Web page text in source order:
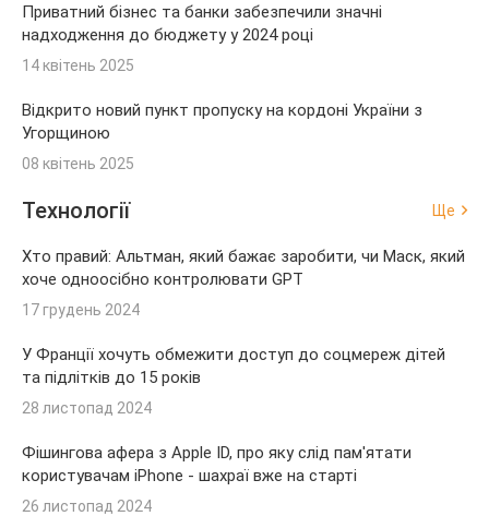
Приватний бізнес та банки забезпечили значні
надходження до бюджету у 2024 році
14 квітень 2025
Відкрито новий пункт пропуску на кордоні України з
Угорщиною
08 квітень 2025
Технології Ще
Хто правий: Альтман, який бажає заробити, чи Маск, який
хоче одноосібно контролювати GPT
17 грудень 2024
У Франції хочуть обмежити доступ до соцмереж дітей
та підлітків до 15 років
28 листопад 2024
Фішингова афера з Apple ID, про яку слід пам'ятати
користувачам iPhone - шахраї вже на старті
26 листопад 2024